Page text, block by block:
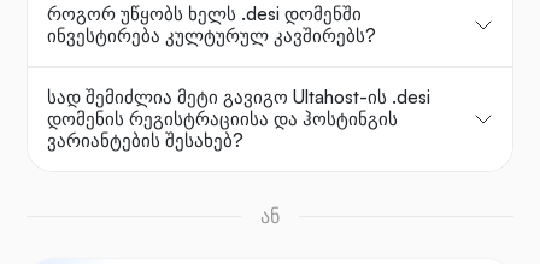
როგორ უწყობს ხელს .desi დომენში
ინვესტირება კულტურულ კავშირებს?
სად შემიძლია მეტი გავიგო Ultahost-ის .desi
დომენის რეგისტრაციისა და ჰოსტინგის
ვარიანტების შესახებ?
ან